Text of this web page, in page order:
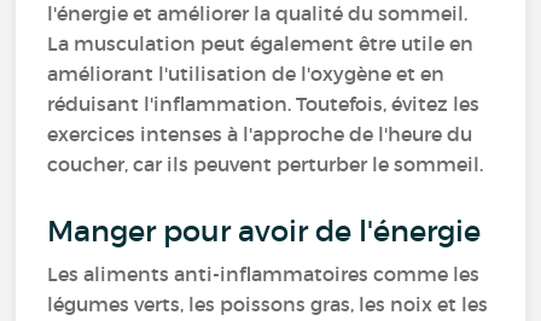
l'énergie et améliorer la qualité du sommeil.
La musculation peut également être utile en
améliorant l'utilisation de l'oxygène et en
réduisant l'inflammation. Toutefois, évitez les
exercices intenses à l'approche de l'heure du
coucher, car ils peuvent perturber le sommeil.
Manger pour avoir de l'énergie
Les aliments anti-inflammatoires comme les
légumes verts, les poissons gras, les noix et les